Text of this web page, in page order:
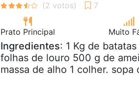
Prato Principal Muito
Ingredientes: 1 Kg de
folhas de louro 500 g de
massa de alho 1 colher. sopa